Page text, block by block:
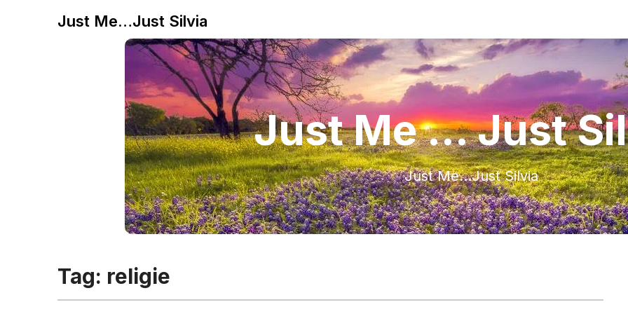
Just Me…Just Silvia
Just Me ... Just
Just Me…Just Silvia
Tag: religie